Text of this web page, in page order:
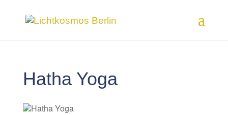
Hatha Yoga